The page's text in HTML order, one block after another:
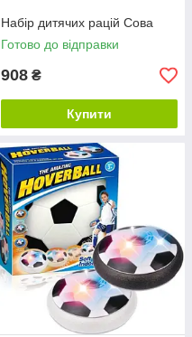
Набір дитячих рацій Сова
Готово до відправки
908 ₴
Купити